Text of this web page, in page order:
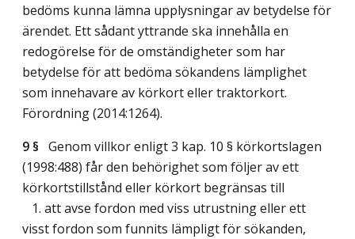
bedöms kunna lämna upplysningar av betydelse för
ärendet. Ett sådant yttrande ska innehålla en
redogörelse för de omständigheter som har
betydelse för att bedöma sökandens lämplighet
som innehavare av körkort eller traktorkort.
Förordning (2014:1264).
9 § Genom villkor enligt 3 kap. 10 § körkortslagen
(1998:488) får den behörighet som följer av ett
körkortstillstånd eller körkort begränsas till
1. att avse fordon med viss utrustning eller ett
visst fordon som funnits lämpligt för sökanden,